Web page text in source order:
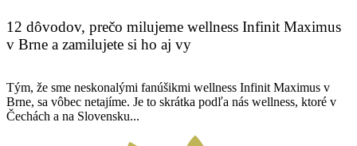
12 dôvodov, prečo milujeme wellness Infinit Maximus
v Brne a zamilujete si ho aj vy
Tým, že sme neskonalými fanúšikmi wellness Infinit Maximus v
Brne, sa vôbec netajíme. Je to skrátka podľa nás wellness, ktoré v
Čechách a na Slovensku...